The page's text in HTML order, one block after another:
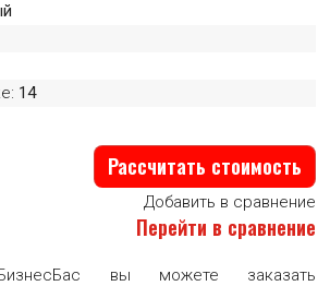
автобуса Scania Touring 51 место
51 МЕСТО
автобуса Scania Touring 51 место
автобуса Scania Touring 51 место
14
Рассчитать стоимость
Добавить в сравнение
Перейти в сравнение
вы можете заказать